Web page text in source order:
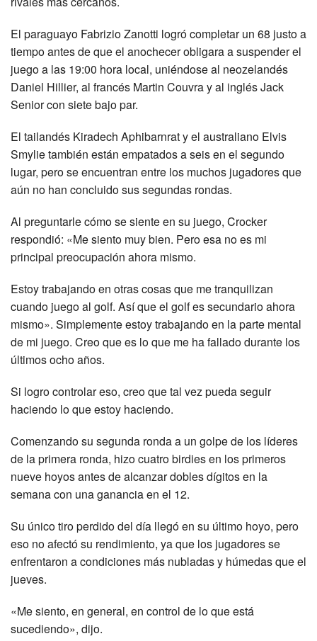
El paraguayo Fabrizio Zanotti logró completar un 68 justo a
tiempo antes de que el anochecer obligara a suspender el
juego a las 19:00 hora local, uniéndose al neozelandés
Daniel Hillier, al francés Martin Couvra y al inglés Jack
Senior con siete bajo par.
El tailandés Kiradech Aphibarnrat y el australiano Elvis
Smylie también están empatados a seis en el segundo
lugar, pero se encuentran entre los muchos jugadores que
aún no han concluido sus segundas rondas.
Al preguntarle cómo se siente en su juego, Crocker
respondió: «Me siento muy bien. Pero esa no es mi
principal preocupación ahora mismo.
Estoy trabajando en otras cosas que me tranquilizan
cuando juego al golf. Así que el golf es secundario ahora
mismo». Simplemente estoy trabajando en la parte mental
de mi juego. Creo que es lo que me ha fallado durante los
últimos ocho años.
Si logro controlar eso, creo que tal vez pueda seguir
haciendo lo que estoy haciendo.
Comenzando su segunda ronda a un golpe de los líderes
de la primera ronda, hizo cuatro birdies en los primeros
nueve hoyos antes de alcanzar dobles dígitos en la
semana con una ganancia en el 12.
Su único tiro perdido del día llegó en su último hoyo, pero
eso no afectó su rendimiento, ya que los jugadores se
enfrentaron a condiciones más nubladas y húmedas que el
jueves.
«Me siento, en general, en control de lo que está
sucediendo», dijo.